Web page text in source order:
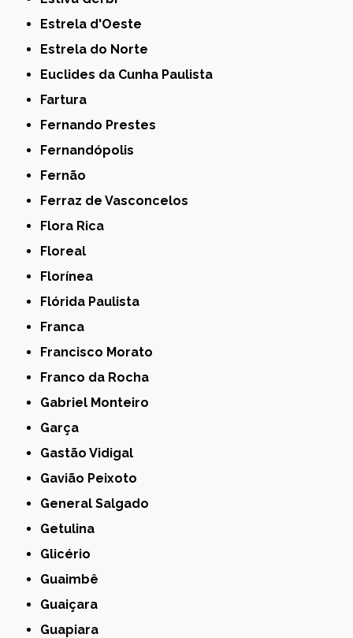
Estrela d'Oeste
Estrela do Norte
Euclides da Cunha Paulista
Fartura
Fernando Prestes
Fernandópolis
Fernão
Ferraz de Vasconcelos
Flora Rica
Floreal
Florínea
Flórida Paulista
Franca
Francisco Morato
Franco da Rocha
Gabriel Monteiro
Garça
Gastão Vidigal
Gavião Peixoto
General Salgado
Getulina
Glicério
Guaimbê
Guaiçara
Guapiara